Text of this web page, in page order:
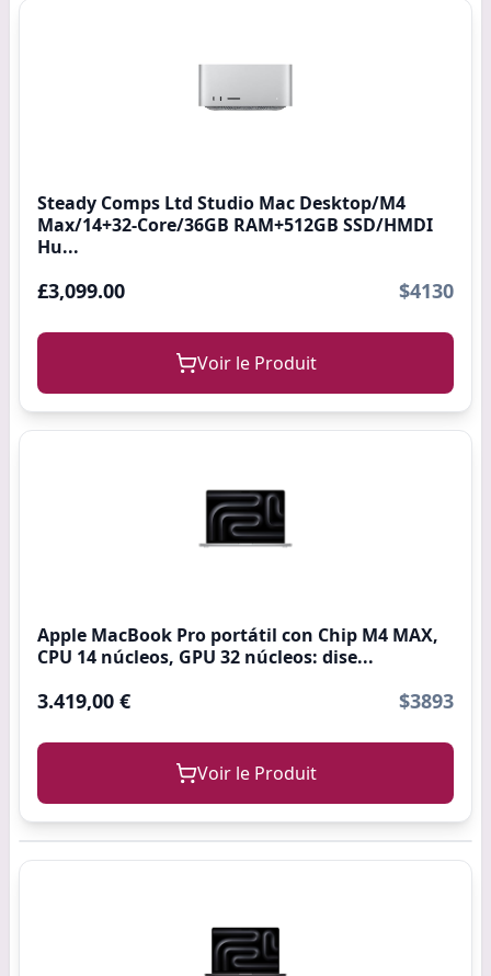
Steady Comps Ltd Studio Mac Desktop/M4
Max/14+32-Core/36GB RAM+512GB SSD/HMDI
Hu...
£3,099.00 $4130
Voir le Produit
Apple MacBook Pro portátil con Chip M4 MAX,
CPU 14 núcleos, GPU 32 núcleos: dise...
3.419,00 € $3893
Voir le Produit